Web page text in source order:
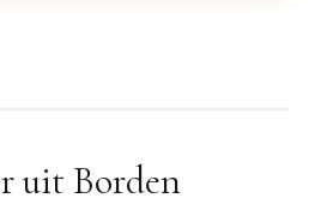
uit Borden